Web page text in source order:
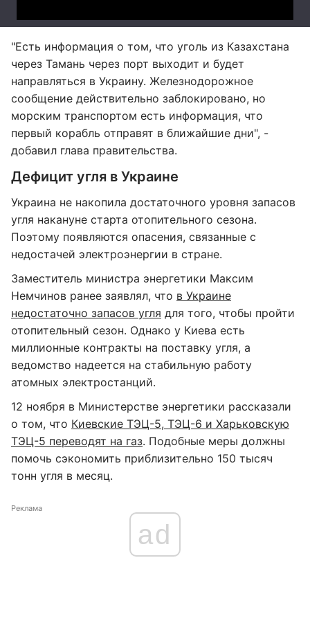
"Есть информация о том, что уголь из Казахстана
через Тамань через порт выходит и будет
направляться в Украину. Железнодорожное
сообщение действительно заблокировано, но
морским транспортом есть информация, что
первый корабль отправят в ближайшие дни", -
добавил глава правительства.
Дефицит угля в Украине
Украина не накопила достаточного уровня запасов
угля накануне старта отопительного сезона.
Поэтому появляются опасения, связанные с
недостачей электроэнергии в стране.
Заместитель министра энергетики Максим
Немчинов ранее заявлял, что в Украине
недостаточно запасов угля для того, чтобы пройти
отопительный сезон. Однако у Киева есть
миллионные контракты на поставку угля, а
ведомство надеется на стабильную работу
атомных электростанций.
12 ноября в Министерстве энергетики рассказали
о том, что Киевские ТЭЦ-5, ТЭЦ-6 и Харьковскую
ТЭЦ-5 переводят на газ. Подобные меры должны
помочь сэкономить приблизительно 150 тысяч
тонн угля в месяц.
Реклама
ad